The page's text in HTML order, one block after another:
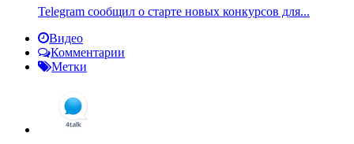
Telegram сообщил о старте новых конкурсов для...
Видео
Комментарии
Метки